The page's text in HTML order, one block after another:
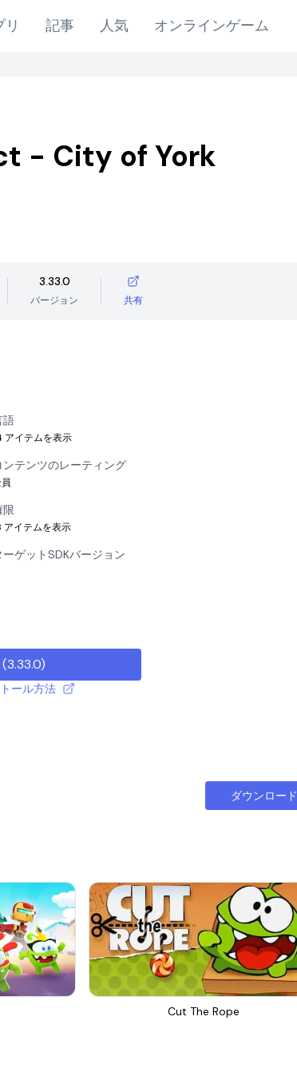
リ 記事 人気 オンラインゲーム
- City of York
3.33.0
バージョン 共有
語
アイテムを表示
ンテンツのレーティング
限
アイテムを表示
ーゲットSDKバージョン
(3.33.0)
ール方法
ダウンロード
Cut The Rope